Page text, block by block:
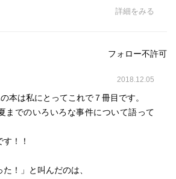
詳細をみる
フォロー不許可
2018.12.05
本は私にとってこれで７冊目です。
までのいろいろな事件について語って
！！
た！」と叫んだのは、